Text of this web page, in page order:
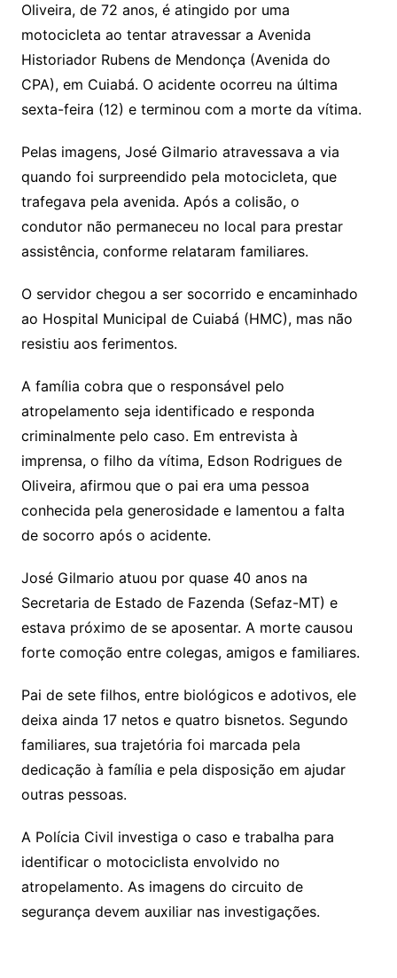
Oliveira, de 72 anos, é atingido por uma
motocicleta ao tentar atravessar a Avenida
Historiador Rubens de Mendonça (Avenida do
CPA), em Cuiabá. O acidente ocorreu na última
sexta-feira (12) e terminou com a morte da vítima.
Pelas imagens, José Gilmario atravessava a via
quando foi surpreendido pela motocicleta, que
trafegava pela avenida. Após a colisão, o
condutor não permaneceu no local para prestar
assistência, conforme relataram familiares.
O servidor chegou a ser socorrido e encaminhado
ao Hospital Municipal de Cuiabá (HMC), mas não
resistiu aos ferimentos.
A família cobra que o responsável pelo
atropelamento seja identificado e responda
criminalmente pelo caso. Em entrevista à
imprensa, o filho da vítima, Edson Rodrigues de
Oliveira, afirmou que o pai era uma pessoa
conhecida pela generosidade e lamentou a falta
de socorro após o acidente.
José Gilmario atuou por quase 40 anos na
Secretaria de Estado de Fazenda (Sefaz-MT) e
estava próximo de se aposentar. A morte causou
forte comoção entre colegas, amigos e familiares.
Pai de sete filhos, entre biológicos e adotivos, ele
deixa ainda 17 netos e quatro bisnetos. Segundo
familiares, sua trajetória foi marcada pela
dedicação à família e pela disposição em ajudar
outras pessoas.
A Polícia Civil investiga o caso e trabalha para
identificar o motociclista envolvido no
atropelamento. As imagens do circuito de
segurança devem auxiliar nas investigações.